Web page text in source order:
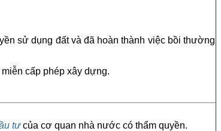
sử dụng đất và đã hoàn thành việc bồi thường
cấp phép xây dựng.
tưcủa cơ quan nhà nước có thẩm quyền.